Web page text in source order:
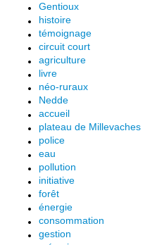
Gentioux
histoire
témoignage
circuit court
agriculture
livre
néo-ruraux
Nedde
accueil
plateau de Millevaches
police
eau
pollution
initiative
forêt
énergie
consommation
gestion